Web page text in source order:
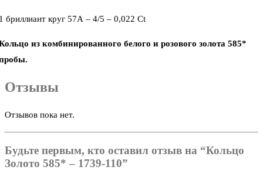
бриллиант круг 57А – 4/5 – 0,022 Ct
из комбинированного белого и розового золота 585*
Отзывы
Отзывов пока нет.
Будьте первым, кто оставил отзыв на “Кольцо
Золото 585* – 1739-110”